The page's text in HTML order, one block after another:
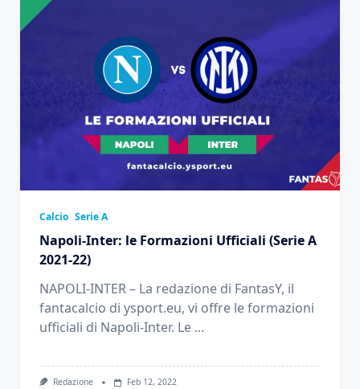
Calcio Serie A
Napoli-Inter: le Formazioni Ufficiali (Serie A
2021-22)
NAPOLI-INTER – La redazione di FantasY, il
fantacalcio di ysport.eu, vi offre le formazioni
ufficiali di Napoli-Inter. Le ...
Redazione Feb 12, 2022